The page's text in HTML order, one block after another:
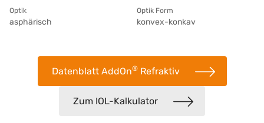
Optik
asphärisch
Optik Form
konvex-konkav
Datenblatt AddOn®Refraktiv
Zum IOL-Kalkulator